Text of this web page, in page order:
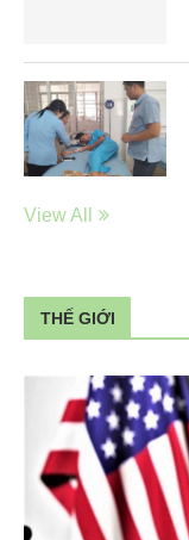
View All
THẾ GIỚI